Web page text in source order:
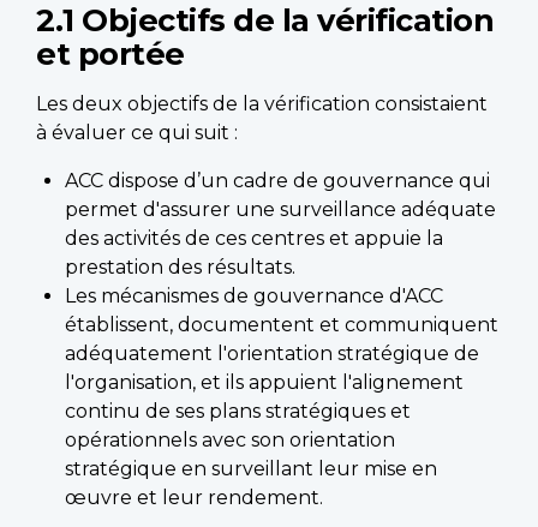
2.1 Objectifs de la vérification
et portée
Les deux objectifs de la vérification consistaient
à évaluer ce qui suit :
ACC dispose d’un cadre de gouvernance qui
permet d'assurer une surveillance adéquate
des activités de ces centres et appuie la
prestation des résultats.
Les mécanismes de gouvernance d'ACC
établissent, documentent et communiquent
adéquatement l'orientation stratégique de
l'organisation, et ils appuient l'alignement
continu de ses plans stratégiques et
opérationnels avec son orientation
stratégique en surveillant leur mise en
œuvre et leur rendement.